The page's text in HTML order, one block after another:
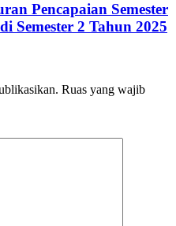
Pencapaian Semester
Semester 2 Tahun 2025
Ruas yang wajib